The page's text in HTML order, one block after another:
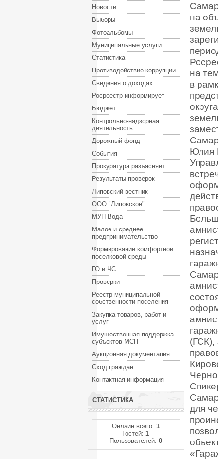
Новости
Выборы
Фотоальбомы
Муниципальные услуги
Статистика
Противодействие коррупции
Сведения о доходах
Росреестр информирует
Бюджет
Контрольно-надзорная
деятельность
Дорожный фонд
События
Прокуратура разъясняет
Результаты проверок
Липовский вестник
ООО "Липовское"
МУП Вода
Малое и среднее
предпринимательство
Формирование комфортной
поселковой среды
ГО и ЧС
Проверки
Реестр муниципальной
собственности поселения
Закупка товаров, работ и
услуг
Имущественная поддержка
субъектов МСП
Аукционная документация
Сход граждан
Контактная информация
СТАТИСТИКА
Онлайн всего: 1
Гостей:1
Пользователей: 0
на
на
в
Юлия
(ГСК),
для